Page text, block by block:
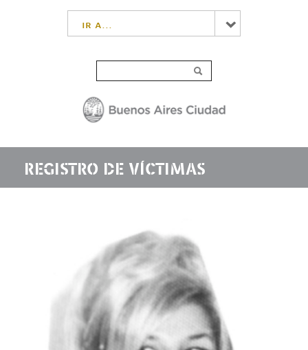
ir a...
REGISTRO DE VÍCTIMAS